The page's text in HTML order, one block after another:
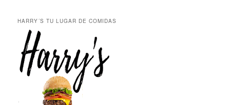
HARRY´S TU LUGAR DE COMIDAS